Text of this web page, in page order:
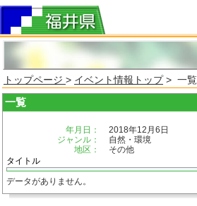
トップページ > イベント情報トップ> 一覧
一覧
年月日：
2018年12月6日
ジャンル：
自然・環境
地区：
その他
タイトル
データがありません。